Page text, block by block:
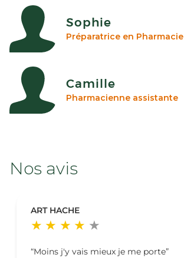
Sophie
Préparatrice en Pharmacie
Camille
Pharmacienne assistante
Nos avis
ART HACHE
Moins j'y vais mieux je me porte